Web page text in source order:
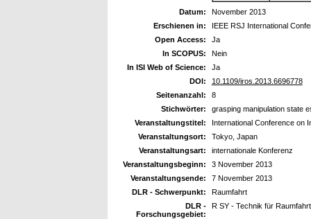
Datum:
November 2013
Erschienen in:
IEEE RSJ International
Open Access:
Ja
In SCOPUS:
Nein
In ISI Web of Science:
Ja
DOI:
10.1109/iros.2013.6696778
Seitenanzahl:
8
Stichwörter:
grasping manipulation state
Veranstaltungstitel:
International Conference on
Veranstaltungsort:
Tokyo, Japan
Veranstaltungsart:
internationale Konferenz
Veranstaltungsbeginn:
3 November 2013
Veranstaltungsende:
7 November 2013
DLR - Schwerpunkt:
Raumfahrt
DLR -
Forschungsgebiet:
R SY - Technik für